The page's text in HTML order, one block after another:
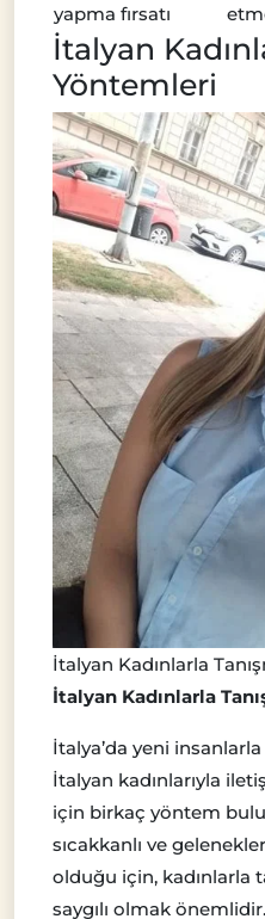
yapma fırsatı
İtalyan
Yöntemleri
İtalyan Kadınlarla
İtalyan Kadınlarla
İtalya’da yeni
İtalyan kadınlarıyla
için birkaç yöntem
sıcakkanlı ve
olduğu için, kadınlarla
saygılı olmak önemlidir.